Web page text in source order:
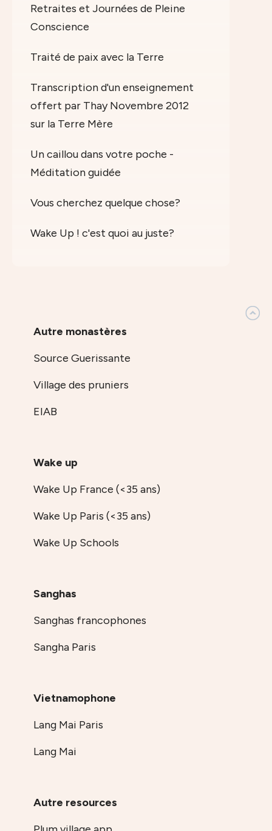
Retraites et Journées de Pleine
Conscience
Traité de paix avec la Terre
Transcription d'un enseignement
offert par Thay Novembre 2012
sur la Terre Mère
Un caillou dans votre poche -
Méditation guidée
Vous cherchez quelque chose?
Wake Up ! c'est quoi au juste?
Autre monastères
Source Guerissante
Village des pruniers
EIAB
Wake up
Wake Up France (<35 ans)
Wake Up Paris (<35 ans)
Wake Up Schools
Sanghas
Sanghas francophones
Sangha Paris
Vietnamophone
Lang Mai Paris
Lang Mai
Autre resources